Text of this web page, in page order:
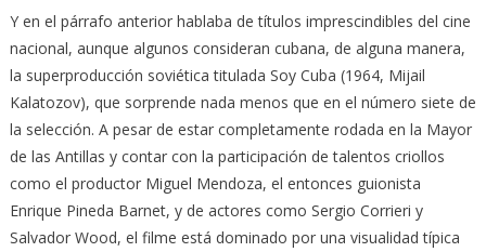
Y en el párrafo anterior hablaba de títulos imprescindibles del cine
nacional, aunque algunos consideran cubana, de alguna manera,
la superproducción soviética titulada Soy Cuba (1964, Mijail
Kalatozov), que sorprende nada menos que en el número siete de
la selección. A pesar de estar completamente rodada en la Mayor
de las Antillas y contar con la participación de talentos criollos
como el productor Miguel Mendoza, el entonces guionista
Enrique Pineda Barnet, y de actores como Sergio Corrieri y
Salvador Wood, el filme está dominado por una visualidad típica